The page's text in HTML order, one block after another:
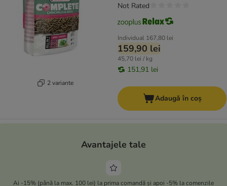
2 variante
Individual 167,80 lei
159,90 lei
45,70 lei / kg
151,91 lei
Not Rated
Adaugă în coș
Avantajele tale
Ai -15% (până la max. 100 lei) la prima comandă și apoi -5% la comenzile